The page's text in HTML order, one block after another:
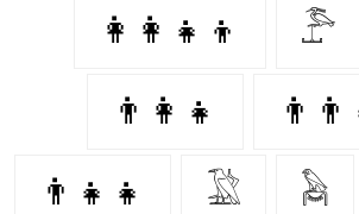
👩‍👩‍👧‍👦 𓅤
👨‍👩‍👧
👨‍👧‍👧 𓅁 𓅉